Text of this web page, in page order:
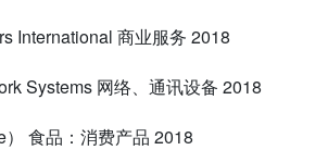
International 商业服务 2018
Systems 网络、通讯设备 2018
食品：消费产品 2018